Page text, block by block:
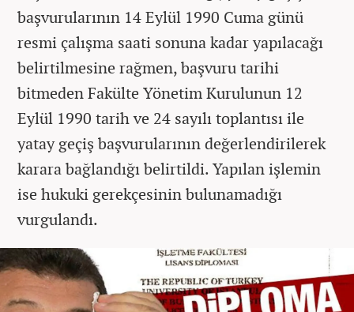
başvurularının 14 Eylül 1990 Cuma günü
resmi çalışma saati sonuna kadar yapılacağı
belirtilmesine rağmen, başvuru tarihi
bitmeden Fakülte Yönetim Kurulunun 12
Eylül 1990 tarih ve 24 sayılı toplantısı ile
yatay geçiş başvurularının değerlendirilerek
karara bağlandığı belirtildi. Yapılan işlemin
ise hukuki gerekçesinin bulunamadığı
vurgulandı.